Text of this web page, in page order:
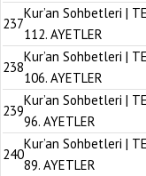
237
Kur’an Sohbetleri |
112. AYETLER
238
Kur’an Sohbetleri |
106. AYETLER
239
Kur’an Sohbetleri |
96. AYETLER
240
Kur’an Sohbetleri |
89. AYETLER